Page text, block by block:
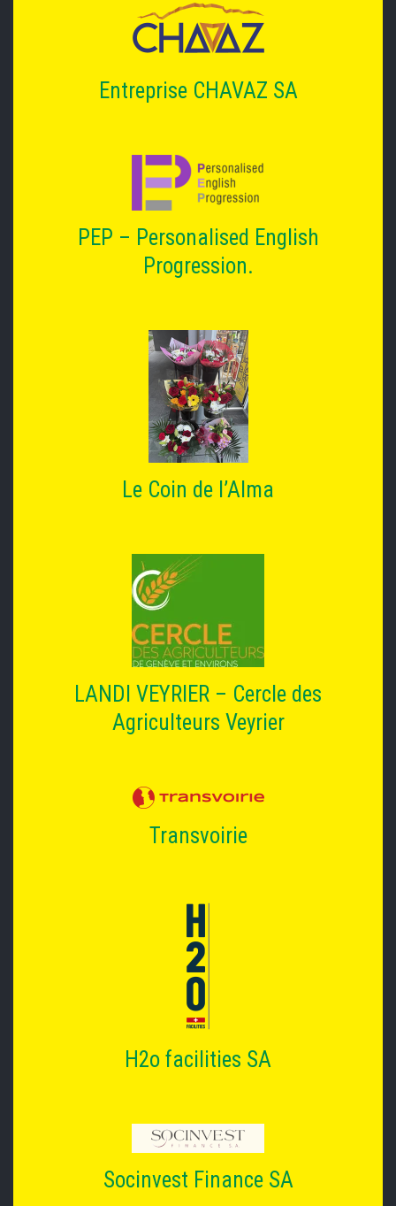
Entreprise CHAVAZ SA
PEP – Personalised English
Progression.
Le Coin de l’Alma
LANDI VEYRIER – Cercle des
Agriculteurs Veyrier
Transvoirie
H2o facilities SA
Socinvest Finance SA